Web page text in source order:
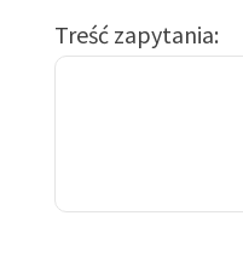
Treść zapytania